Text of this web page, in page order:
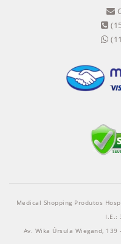
Medical Shopping Produtos
I.E.:
Av. Wika Úrsula Wiegand, 139